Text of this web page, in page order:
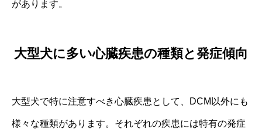
があります。
大型犬に多い心臓疾患の種類と発症傾向
大型犬で特に注意すべき心臓疾患として、DCM以外にも
様々な種類があります。それぞれの疾患には特有の発症